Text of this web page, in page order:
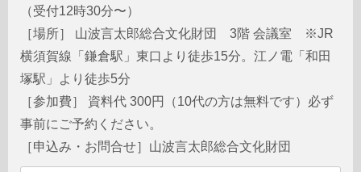
（受付12時30分〜）
［場所］ 山波言太郎総合文化財団 3階 会議室 ※JR
横須賀線「鎌倉駅」東口より徒歩15分。江ノ電「和田
塚駅」より徒歩5分
［参加費］ 資料代 300円（10代の方は無料です）必ず
事前にご予約ください。
［申込み・お問合せ］山波言太郎総合文化財団